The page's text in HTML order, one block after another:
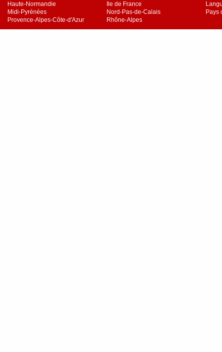
Haute-Normandie
Ile de France
Midi-Pyrénées
Nord-Pas-de-Calais
Pays
Provence-Alpes-Côte-d'Azur
Rhône-Alpes